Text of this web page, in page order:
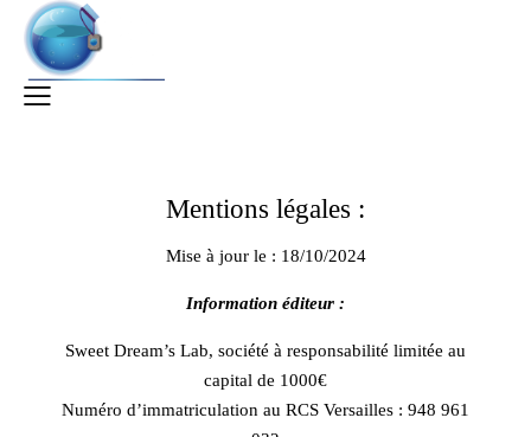
Mentions légales :
Mise à jour le : 18/10/2024
Information éditeur :
Sweet Dream’s Lab, société à responsabilité limitée au
capital de 1000€
Numéro d’immatriculation au RCS Versailles : 948 961